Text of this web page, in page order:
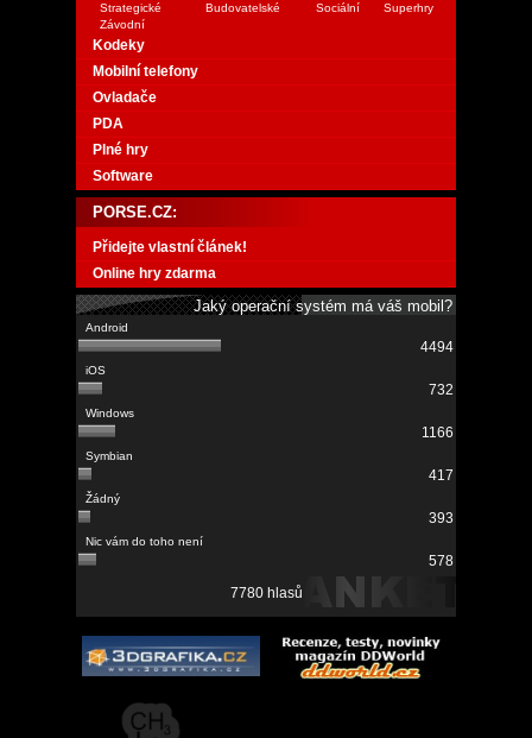
Strategické
Budovatelské Sociální
Superhry
Závodní
Kodeky
Mobilní telefony
Ovladače
PDA
Plné hry
Software
PORSE.CZ:
Přidejte vlastní článek!
Online hry zdarma
Jaký operační systém má váš mobil?
4494
732
1166
417
393
578
7780 hlasů